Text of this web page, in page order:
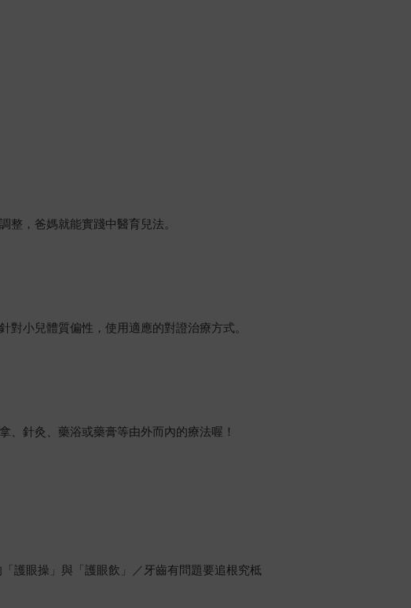
整，爸媽就能實踐中醫育兒法。
小兒體質偏性，使用適應的對證治療方式。
、針灸、藥浴或藥膏等由外而內的療法喔！
護眼操」與「護眼飲」／牙齒有問題要追根究柢